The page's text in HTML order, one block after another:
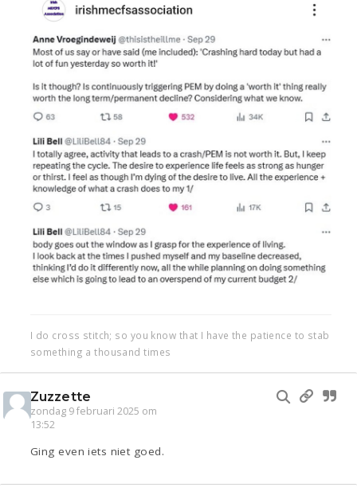
I do cross stitch; so you know that I have the patience to stab
something a thousand times
Zuzzette
zondag 9 februari 2025 om
13:52
Ging even iets niet goed.